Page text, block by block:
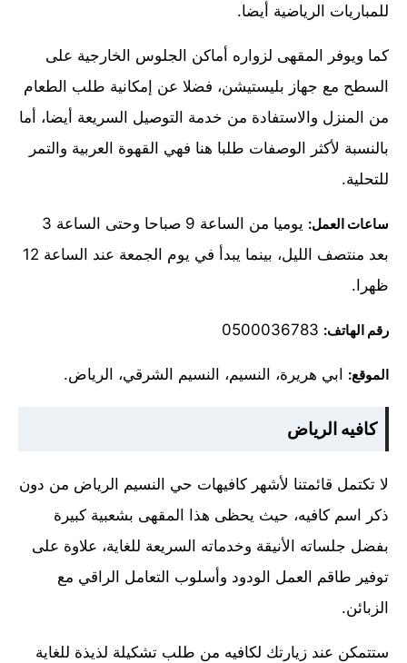
للمباريات الرياضية أيضا.
كما ويوفر المقهى لزواره أماكن الجلوس الخارجية على
السطح مع جهاز بليستيشن، فضلا عن إمكانية طلب الطعام
من المنزل والاستفادة من خدمة التوصيل السريعة أيضا، أما
بالنسبة لأكثر الوصفات طلبا هنا فهي القهوة العربية والتمر
للتحلية.
ساعات العمل:
يوميا من الساعة 9 صباحا وحتى الساعة 3
بعد منتصف الليل، بينما يبدأ في يوم الجمعة عند الساعة 12
ظهرا.
رقم الهاتف:
الموقع: ابي هريرة، النسيم، النسيم الشرقي، الرياض.
كافيه الرياض
لا تكتمل قائمتنا لأشهر كافيهات حي النسيم الرياض من دون
ذكر اسم كافيه، حيث يحظى هذا المقهى بشعبية كبيرة
بفضل جلساته الأنيقة وخدماته السريعة للغاية، علاوة على
توفير طاقم العمل الودود وأسلوب التعامل الراقي مع
الزبائن.
ستتمكن عند زيارتك لكافيه من طلب تشكيلة لذيذة للغاية